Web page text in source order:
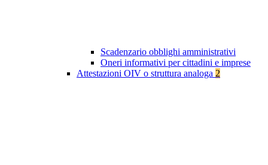
Scadenzario obblighi amministrativi
Oneri informativi per cittadini e imprese
Attestazioni OIV o struttura analoga 2